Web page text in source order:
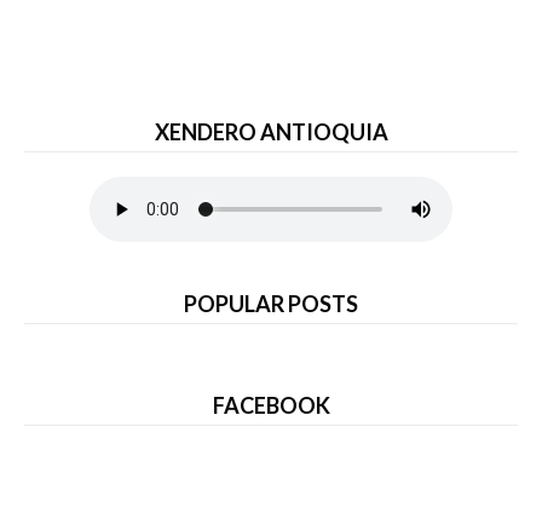
XENDERO ANTIOQUIA
POPULAR POSTS
FACEBOOK